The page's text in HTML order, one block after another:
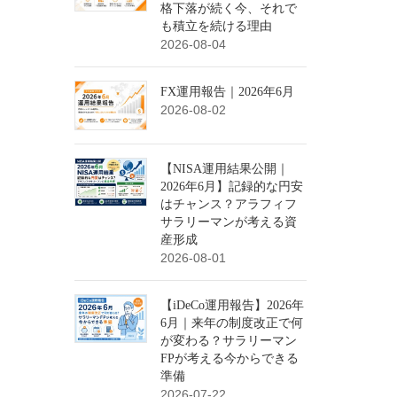
格下落が続く今、それで
も積立を続ける理由
2026-08-04
FX運用報告｜2026年6月
2026-08-02
【NISA運用結果公開｜
2026年6月】記録的な円安
はチャンス？アラフィフ
サラリーマンが考える資
産形成
2026-08-01
【iDeCo運用報告】2026年
6月｜来年の制度改正で何
が変わる？サラリーマン
FPが考える今からできる
準備
2026-07-22